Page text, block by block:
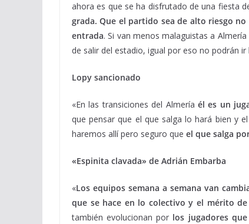
ahora es que se ha disfrutado de una fiesta
grada. Que el partido sea de alto riesgo
entrada. Si van menos malaguistas a
de salir del estadio, igual por eso no podrán
Lopy sancionado
«En las transiciones del Almería él es un
que pensar que el que salga lo hará bien y
haremos allí pero seguro que el que salga
«Espinita clavada» de Adrián Embarba
«Los equipos semana a semana van
que se hace en lo colectivo y el mérito
también evolucionan por los jugadores